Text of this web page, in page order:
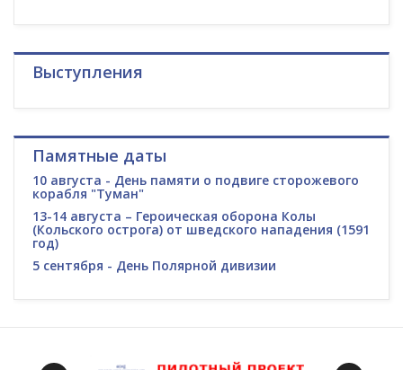
Выступления
Памятные даты
10 августа - День памяти о подвиге сторожевого
корабля "Туман"
13-14 августа – Героическая оборона Колы
(Кольского острога) от шведского нападения (1591
год)
5 сентября - День Полярной дивизии